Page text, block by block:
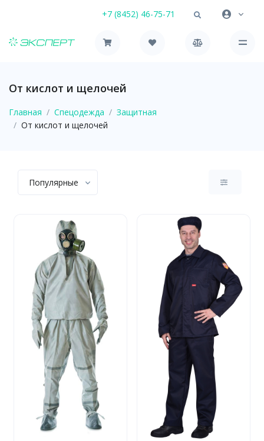
+7 (8452) 46-75-71
От кислот и щелочей
Главная Спецодежда
Защитная
От кислот и щелочей
Популярные